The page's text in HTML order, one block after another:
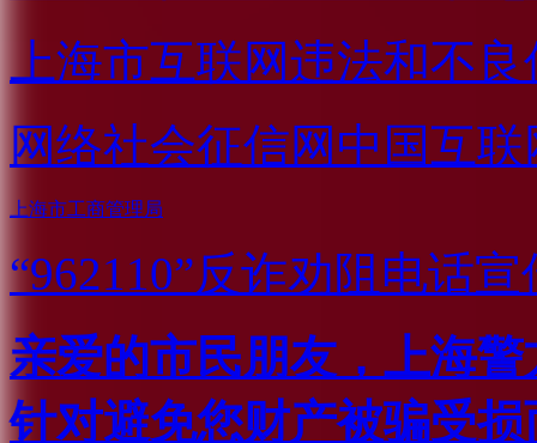
上海市互联网违法和不
网络社会征信网 中国互
上海市工商管理局
“962110”反诈劝阻电话宣
亲爱的市民朋友，上海
针对避免您财产被骗受